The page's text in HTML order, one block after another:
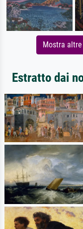
Mostra
Estratto dai